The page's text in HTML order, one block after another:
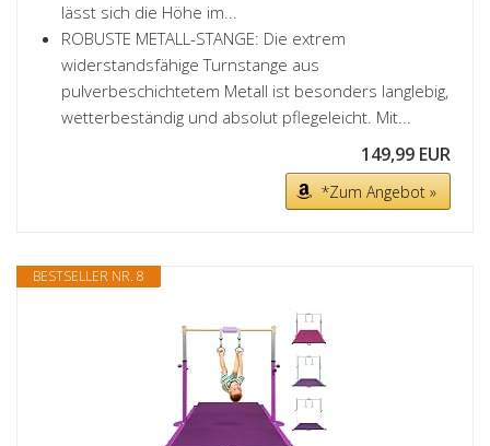
lässt sich die Höhe im...
ROBUSTE METALL-STANGE: Die extrem
widerstandsfähige Turnstange aus
pulverbeschichtetem Metall ist besonders langlebig,
wetterbeständig und absolut pflegeleicht. Mit...
149,99 EUR
*Zum Angebot »
BESTSELLER NR. 8